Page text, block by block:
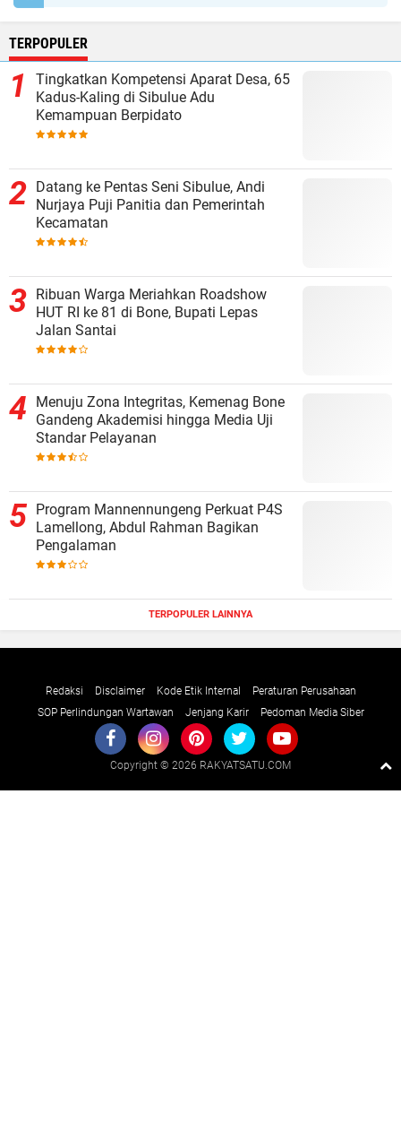
TERPOPULER
Tingkatkan Kompetensi Aparat Desa, 65
Kadus-Kaling di Sibulue Adu
Kemampuan Berpidato
Datang ke Pentas Seni Sibulue, Andi
Nurjaya Puji Panitia dan Pemerintah
Kecamatan
Ribuan Warga Meriahkan Roadshow
HUT RI ke 81 di Bone, Bupati Lepas
Jalan Santai
Menuju Zona Integritas, Kemenag Bone
Gandeng Akademisi hingga Media Uji
Standar Pelayanan
Program Mannennungeng Perkuat P4S
Lamellong, Abdul Rahman Bagikan
Pengalaman
TERPOPULER LAINNYA
Redaksi Disclaimer Kode Etik Internal
Peraturan Perusahaan
SOP Perlindungan Wartawan
Jenjang Karir Pedoman Media Siber
Copyright © 2026 RAKYATSATU.COM
Raushan